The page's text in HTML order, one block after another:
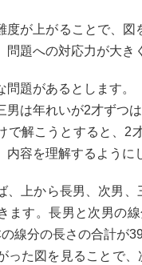
度が上がることで、
問題への対応力が大き
題があるとします。
男は年れいが2才ずつ
で解こうとすると、2
内容を理解するように
、上から長男、次男
ます。長男と次男の
線分の長さの合計が
った図を見ることで